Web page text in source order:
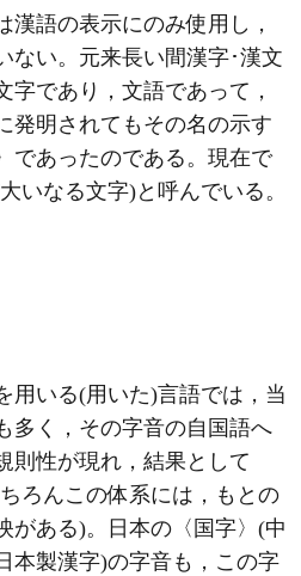
語の表示にのみ使用し，
ない。元来長い間漢字･漢文
字であり，文語であって，
発明されてもその名の示す
であったのである。現在で
いなる文字)と呼んでいる。
用いる(用いた)言語では，当
多く，その字音の自国語へ
則性が現れ，結果として
ろんこの体系には，もとの
がある)。日本の〈国字〉(中
本製漢字)の字音も，この字